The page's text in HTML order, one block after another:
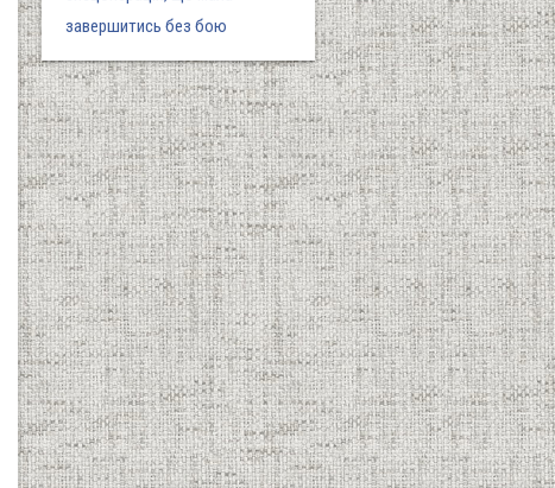
завершитись без бою